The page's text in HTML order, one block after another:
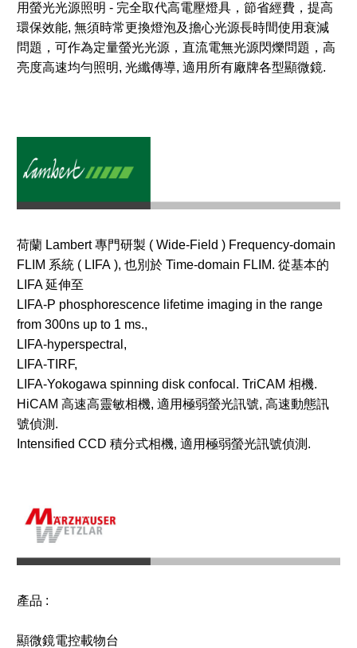
用螢光光源照明 - 完全取代高電壓燈具，節省經費，提高
環保效能, 無須時常更換燈泡及擔心光源長時間使用衰減
問題，可作為定量螢光光源，直流電無光源閃爍問題，高
亮度高速均勻照明, 光纖傳導, 適用所有廠牌各型顯微鏡.
荷蘭 Lambert 專門研製 ( Wide-Field ) Frequency-domain
FLIM 系統 ( LIFA ), 也別於 Time-domain FLIM. 從基本的
LIFA 延伸至
LIFA-P phosphorescence lifetime imaging in the range
from 300ns up to 1 ms.,
LIFA-hyperspectral,
LIFA-TIRF,
LIFA-Yokogawa spinning disk confocal. TriCAM 相機.
HiCAM 高速高靈敏相機, 適用極弱螢光訊號, 高速動態訊
號偵測.
Intensified CCD 積分式相機, 適用極弱螢光訊號偵測.​
產品 :
顯微鏡電控載物台